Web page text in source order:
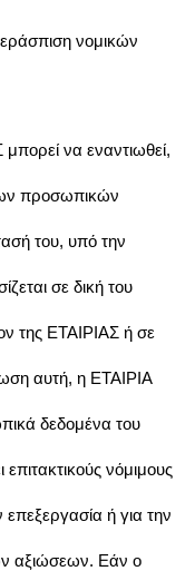
νομικών
να εναντιωθεί,
προσωπικών
του, υπό την
σε δική του
της ΕΤΑΙΡΙΑΣ ή σε
αυτή, η ΕΤΑΙΡΙΑ
δεδομένα του
νόμιμους
ή για την
αξιώσεων. Εάν ο